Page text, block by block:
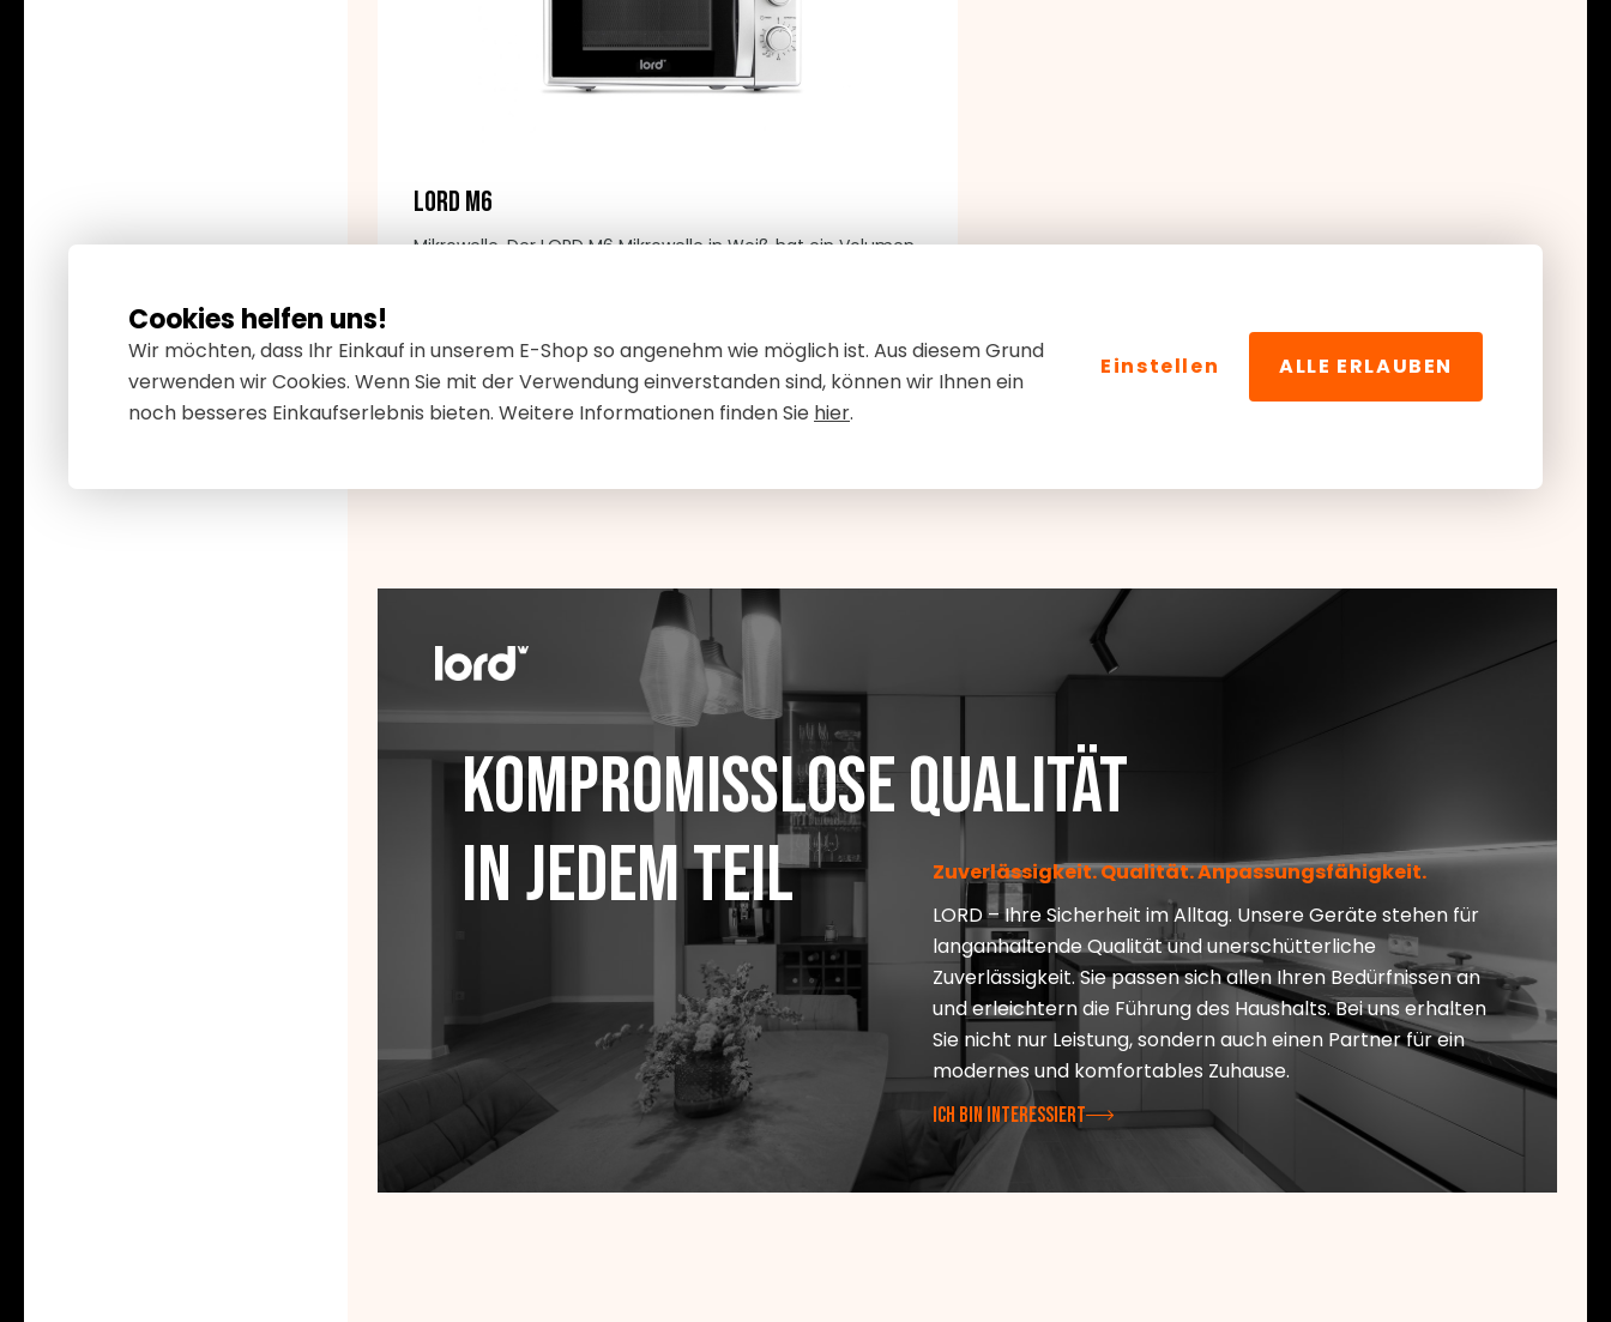
LORD M6
Mikrowelle, Der LORD M6 Mikrowelle in Weiß hat ein Volumen
für bis zu 35 Minuten. Die Bedienung ist sehr einfach und
intuitiv.
80 € 87 € Vorrätig
IN DEN WARENKORB
Kompromisslose Qualität
In jedem Teil
Zuverlässigkeit. Qualität. Anpassungsfähigkeit.
LORD – Ihre Sicherheit im Alltag. Unsere Geräte stehen für
langanhaltende Qualität und unerschütterliche
Zuverlässigkeit. Sie passen sich allen Ihren Bedürfnissen an
und erleichtern die Führung des Haushalts. Bei uns erhalten
Sie nicht nur Leistung, sondern auch einen Partner für ein
modernes und komfortables Zuhause.
ICH BIN INTERESSIERT
Cookies helfen uns!
Wir möchten, dass Ihr Einkauf in unserem E-Shop so angenehm wie möglich ist. Aus diesem Grund
verwenden wir Cookies. Wenn Sie mit der Verwendung einverstanden sind, können wir Ihnen ein
noch besseres Einkaufserlebnis bieten. Weitere Informationen finden Sie hier.
Einstellen ALLE ERLAUBEN